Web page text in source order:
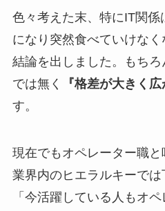
色々考えた末、特にIT関
になり突然食べていけな
結論を出しました。もち
では無く
『格差が大きく広
す。
現在でもオペレーター職と
業界内のヒエラルキーで
「今活躍している人もオ